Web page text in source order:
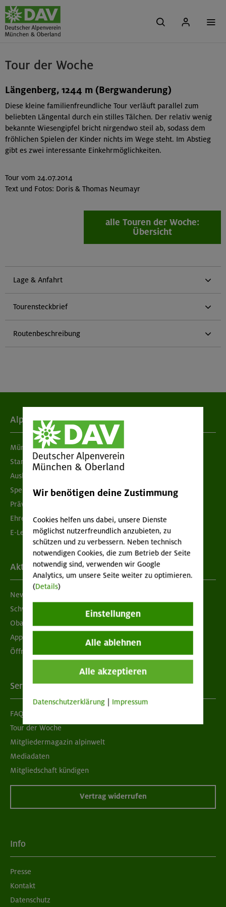
Tour der Woche
Längenberg, 1244 m (Bergwanderung)
Diese kleine familienfreundliche Tour verläuft parallel zum
beliebten Längental durch ein stilles Tälchen. Der relativ wenig
bekannte Wiesengipfel bricht nirgendwo steil ab, sodass dem
fröhlichen Spielen der Kinder nichts im Wege steht. Im Abstieg
gibt es zwei interessante Einkehrmöglichkeiten.
Tour vom 24.07.2014
Text und Fotos: Doris & Thomas Neumayr
alle Touren der Woche:
Übersicht
Lage & Anfahrt
Tourensteckbrief
Routenbeschreibung
Alpenverein
München & Oberland
Standorte
Ausbildung & Jobs
Spenden
Prävention sexualisierter Gewalt
Ehrenamtsbörse
E-Learning
Aktuelles
Newsletter
Schwarzes Brett
Obacht geben!
App "Mein DAV+"
Öffnungszeiten
Services
FAQ
Tour der Woche
Mitgliedermagazin alpinwelt
Mediadaten
Mitgliedschaft kündigen
Vertrag widerrufen
Info
Presse
Kontakt
Datenschutz
Wir benötigen deine Zustimmung
Cookies helfen uns dabei, unsere Dienste
möglichst nutzerfreundlich anzubieten, zu
schützen und zu verbessern. Neben technisch
notwendigen Cookies, die zum Betrieb der Seite
notwendig sind, verwenden wir Google
Analytics, um unsere Seite weiter zu optimieren.
(Details)
Einstellungen
Alle ablehnen
Alle akzeptieren
Datenschutzerklärung Impressum